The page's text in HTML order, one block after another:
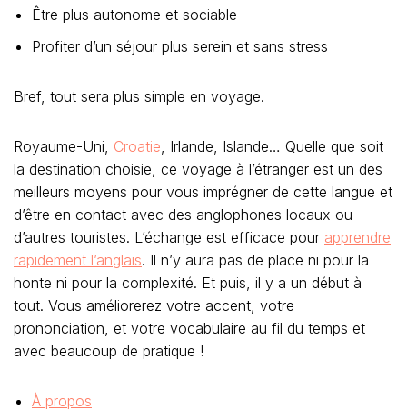
Être plus autonome et sociable
Profiter d’un séjour plus serein et sans stress
Bref, tout sera plus simple en voyage.
Royaume-Uni, Croatie, Irlande, Islande… Quelle que soit
la destination choisie, ce voyage à l’étranger est un des
meilleurs moyens pour vous imprégner de cette langue et
d’être en contact avec des anglophones locaux ou
d’autres touristes. L’échange est efficace pour apprendre
rapidement l’anglais. Il n’y aura pas de place ni pour la
honte ni pour la complexité. Et puis, il y a un début à
tout. Vous améliorerez votre accent, votre
prononciation, et votre vocabulaire au fil du temps et
avec beaucoup de pratique !
À propos